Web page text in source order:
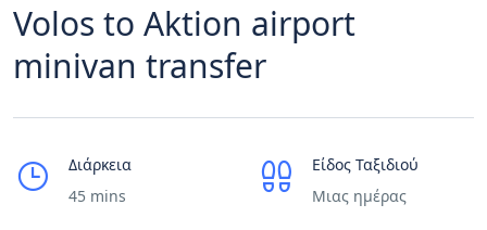
Volos to Aktion airport
minivan transfer
Διάρκεια
45 mins
Είδος Ταξιδιού
Μιας ημέρας